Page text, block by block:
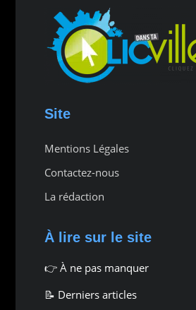
Site
Mentions Légales
Contactez-nous
La rédaction
À lire sur le site
👉 À ne pas manquer
📝 Derniers articles